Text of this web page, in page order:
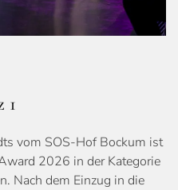
1
vom SOS-Hof Bockum ist
2026 in der Kategorie
Nach dem Einzug in die